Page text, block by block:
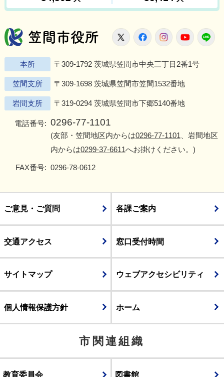
笠間市役所
X FacebookInstagram
本所 〒309-1792 茨城県笠間市中央三丁目2番1号
笠間支所 〒309-1698 茨城県笠間市笠間1532番地
岩間支所 〒319-0294 茨城県笠間市下郷5140番地
電話番号: 0296-77-1101
(友部・笠間地区内からは0296-77-1101 、岩間地区
内からは0299-37-6611へお掛けください。)
FAX番号: 0296-78-0612
ご意見・ご質問 各課ご案内
交通アクセス 窓口受付時間
サイトマップ ウェブアクセシビリティ
個人情報保護方針 ホーム
市関連組織
教育委員会 図書館